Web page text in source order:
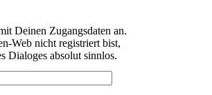
Deinen Zugangsdaten an.
Web nicht registriert bist,
Dialoges absolut sinnlos.